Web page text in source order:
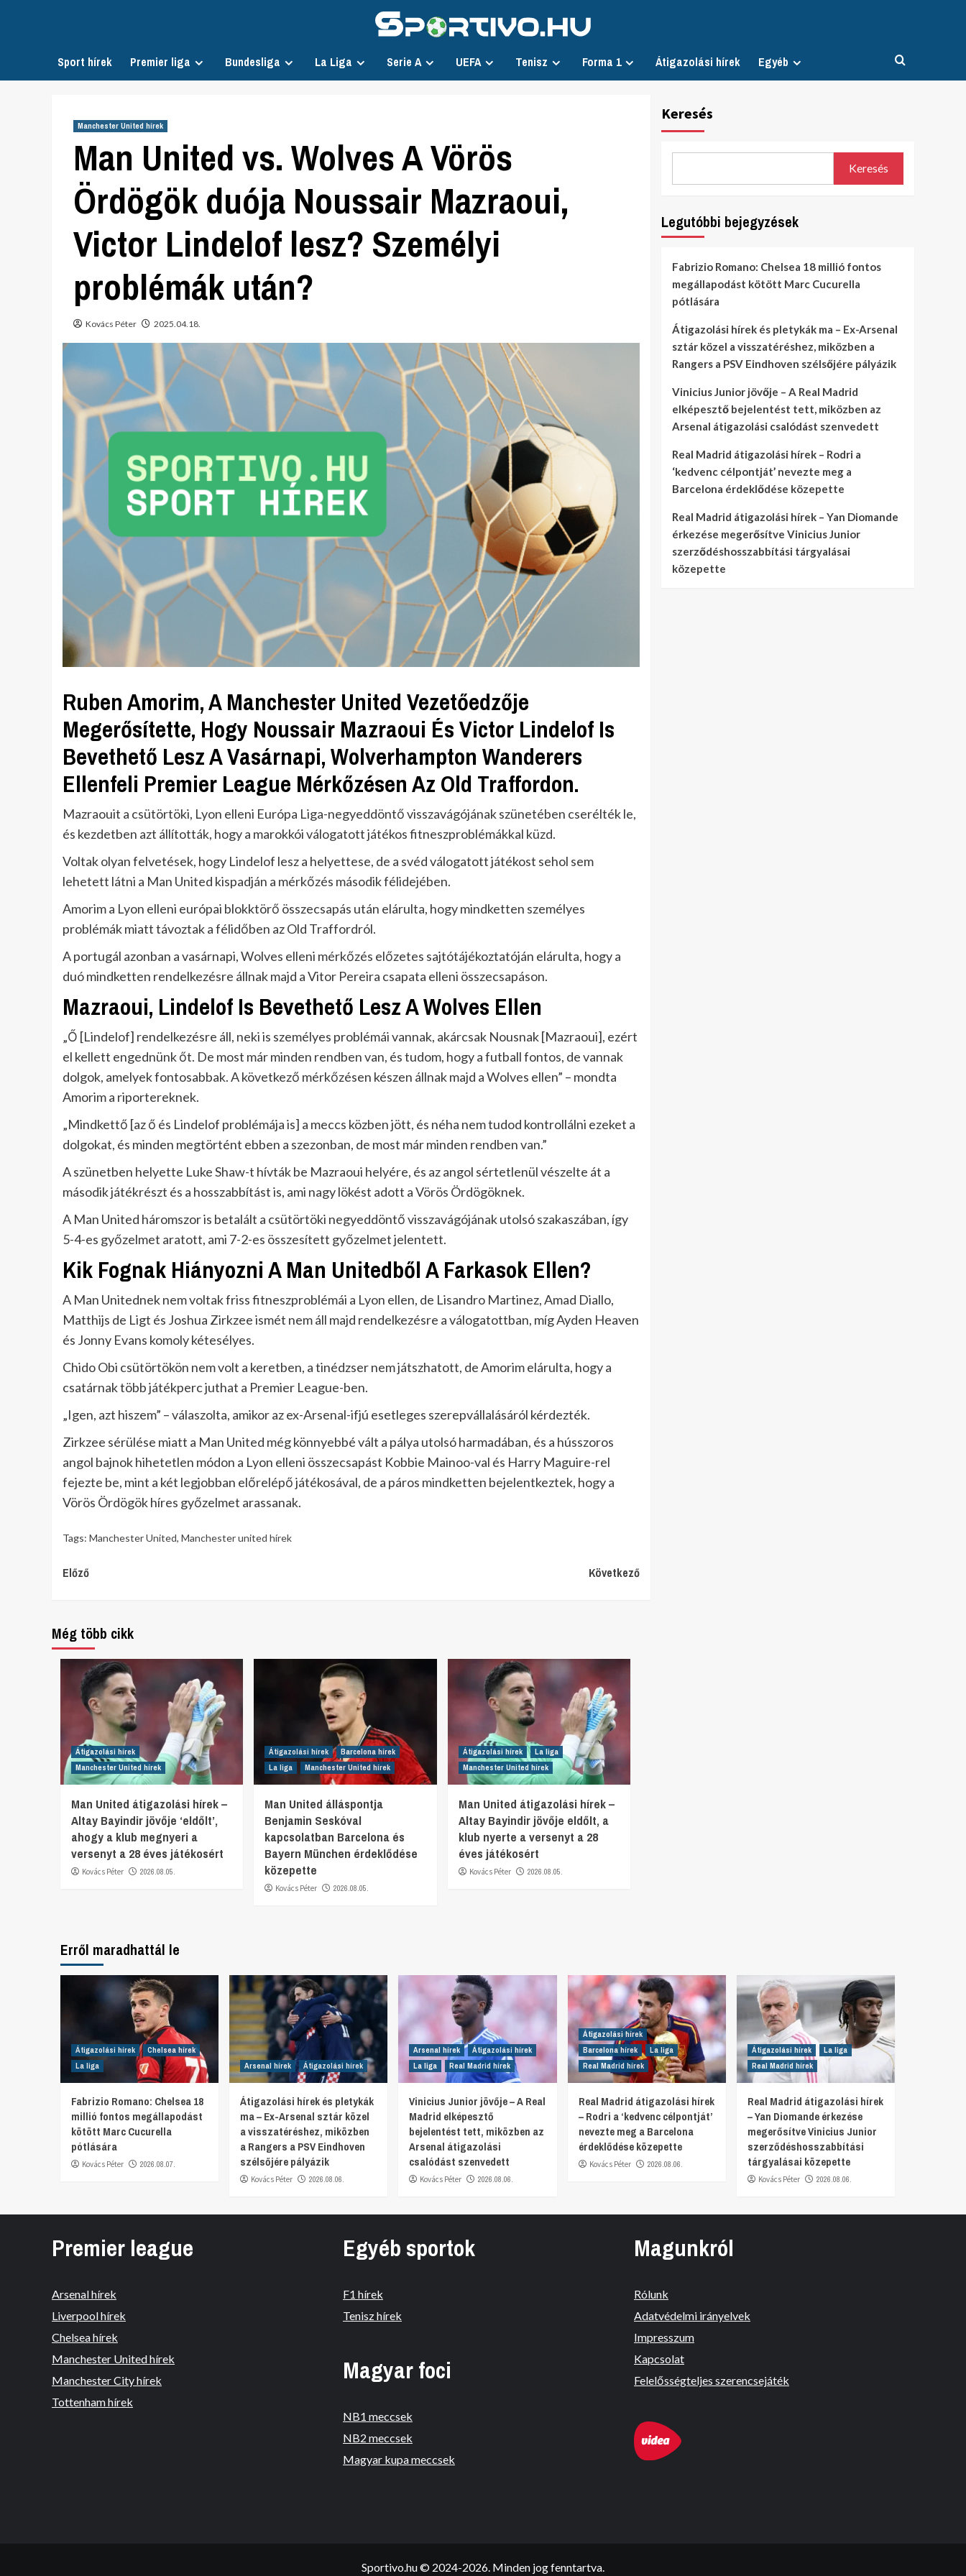
Sport hírek Premier liga Bundesliga La Liga Serie A UEFA Tenisz Forma 1 Átigazolási hírek Egyéb
Manchester United hírek
Man United vs. Wolves A Vörös
Ördögök duója Noussair Mazraoui,
Victor Lindelof lesz? Személyi
problémák után?
Kovács Péter 2025.04.18.
Ruben Amorim, A Manchester United Vezetőedzője
Megerősítette, Hogy Noussair Mazraoui És Victor Lindelof Is
Bevethető Lesz A Vasárnapi, Wolverhampton Wanderers
Ellenfeli Premier League Mérkőzésen Az Old Traffordon.
Mazraouit a csütörtöki, Lyon elleni Európa Liga-negyeddöntő visszavágójának szünetében cserélték le,
és kezdetben azt állították, hogy a marokkói válogatott játékos fitneszproblémákkal küzd.
Voltak olyan felvetések, hogy Lindelof lesz a helyettese, de a svéd válogatott játékost sehol sem
lehetett látni a Man United kispadján a mérkőzés második félidejében.
Amorim a Lyon elleni európai blokktörő összecsapás után elárulta, hogy mindketten személyes
problémák miatt távoztak a félidőben az Old Traffordról.
A portugál azonban a vasárnapi, Wolves elleni mérkőzés előzetes sajtótájékoztatóján elárulta, hogy a
duó mindketten rendelkezésre állnak majd a Vitor Pereira csapata elleni összecsapáson.
Mazraoui, Lindelof Is Bevethető Lesz A Wolves Ellen
„Ő [Lindelof] rendelkezésre áll, neki is személyes problémái vannak, akárcsak Nousnak [Mazraoui], ezért
el kellett engednünk őt. De most már minden rendben van, és tudom, hogy a futball fontos, de vannak
dolgok, amelyek fontosabbak. A következő mérkőzésen készen állnak majd a Wolves ellen” – mondta
Amorim a riportereknek.
„Mindkettő [az ő és Lindelof problémája is] a meccs közben jött, és néha nem tudod kontrollálni ezeket a
dolgokat, és minden megtörtént ebben a szezonban, de most már minden rendben van.”
A szünetben helyette Luke Shaw-t hívták be Mazraoui helyére, és az angol sértetlenül vészelte át a
második játékrészt és a hosszabbítást is, ami nagy lökést adott a Vörös Ördögöknek.
A Man United háromszor is betalált a csütörtöki negyeddöntő visszavágójának utolsó szakaszában, így
5-4-es győzelmet aratott, ami 7-2-es összesített győzelmet jelentett.
Kik Fognak Hiányozni A Man Unitedből A Farkasok Ellen?
A Man Unitednek nem voltak friss fitneszproblémái a Lyon ellen, de Lisandro Martinez, Amad Diallo,
Matthijs de Ligt és Joshua Zirkzee ismét nem áll majd rendelkezésre a válogatottban, míg Ayden Heaven
és Jonny Evans komoly kétesélyes.
Chido Obi csütörtökön nem volt a keretben, a tinédzser nem játszhatott, de Amorim elárulta, hogy a
csatárnak több játékperc juthat a Premier League-ben.
„Igen, azt hiszem” – válaszolta, amikor az ex-Arsenal-ifjú esetleges szerepvállalásáról kérdezték.
Zirkzee sérülése miatt a Man United még könnyebbé vált a pálya utolsó harmadában, és a hússzoros
angol bajnok hihetetlen módon a Lyon elleni összecsapást Kobbie Mainoo-val és Harry Maguire-rel
fejezte be, mint a két legjobban előrelépő játékosával, de a páros mindketten bejelentkeztek, hogy a
Vörös Ördögök híres győzelmet arassanak.
Tags: Manchester United, Manchester united hírek
Continue
Előző Következő
Még több cikk
Átigazolási hírek
Manchester United hírek
Man United átigazolási hírek –
Altay Bayindir jövője ‘eldőlt’,
ahogy a klub megnyeri a
versenyt a 28 éves játékosért
Kovács Péter 2026.08.05.
Átigazolási hírek
Barcelona hírek
La liga
Manchester United hírek
Man United álláspontja
Benjamin Seskóval
kapcsolatban Barcelona és
Bayern München érdeklődése
közepette
Kovács Péter 2026.08.05.
Átigazolási hírek
La liga
Manchester United hírek
Man United átigazolási hírek –
Altay Bayindir jövője eldőlt, a
klub nyerte a versenyt a 28
éves játékosért
Kovács Péter 2026.08.05.
Keresés
Keresés
Legutóbbi bejegyzések
Fabrizio Romano: Chelsea 18 millió fontos
megállapodást kötött Marc Cucurella
pótlására
Átigazolási hírek és pletykák ma – Ex-Arsenal
sztár közel a visszatéréshez, miközben a
Rangers a PSV Eindhoven szélsőjére pályázik
Vinicius Junior jövője – A Real Madrid
elképesztő bejelentést tett, miközben az
Arsenal átigazolási csalódást szenvedett
Real Madrid átigazolási hírek – Rodri a
‘kedvenc célpontját’ nevezte meg a
Barcelona érdeklődése közepette
Real Madrid átigazolási hírek – Yan Diomande
érkezése megerősítve Vinicius Junior
szerződéshosszabbítási tárgyalásai
közepette
Erről maradhattál le
Átigazolási hírek
Chelsea hírek
La liga
Fabrizio Romano: Chelsea 18
millió fontos megállapodást
kötött Marc Cucurella
pótlására
Kovács Péter 2026.08.07.
Arsenal hírek Átigazolási hírek
Átigazolási hírek és pletykák
ma – Ex-Arsenal sztár közel
a visszatéréshez, miközben
a Rangers a PSV Eindhoven
szélsőjére pályázik
Kovács Péter 2026.08.06.
Arsenal hírek
Átigazolási hírek
La liga
Real Madrid hírek
Vinicius Junior jövője – A Real
Madrid elképesztő
bejelentést tett, miközben az
Arsenal átigazolási
csalódást szenvedett
Kovács Péter 2026.08.06.
Átigazolási hírek
Barcelona hírek
La liga
Real Madrid hírek
Real Madrid átigazolási hírek
– Rodri a ‘kedvenc célpontját’
nevezte meg a Barcelona
érdeklődése közepette
Kovács Péter 2026.08.06.
Átigazolási hírek
La liga
Real Madrid hírek
Real Madrid átigazolási hírek
– Yan Diomande érkezése
megerősítve Vinicius Junior
szerződéshosszabbítási
tárgyalásai közepette
Kovács Péter 2026.08.06.
Premier league
Arsenal hírek
Liverpool hírek
Chelsea hírek
Manchester United hírek
Manchester City hírek
Tottenham hírek
Egyéb sportok
F1 hírek
Tenisz hírek
Magyar foci
NB1 meccsek
NB2 meccsek
Magyar kupa meccsek
Magunkról
Rólunk
Adatvédelmi irányelvek
Impresszum
Kapcsolat
Felelősségteljes szerencsejáték
Sportivo.hu © 2024-2026. Minden jog fenntartva.